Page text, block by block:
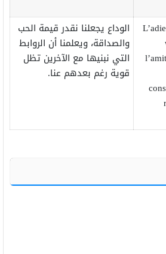
الوداع يجعلنا نقدر قيمة الحب
والصداقة، ويعلمنا أن الروابط
التي نبنيها مع الآخرين تظل
قوية رغم بعدهم عنا.